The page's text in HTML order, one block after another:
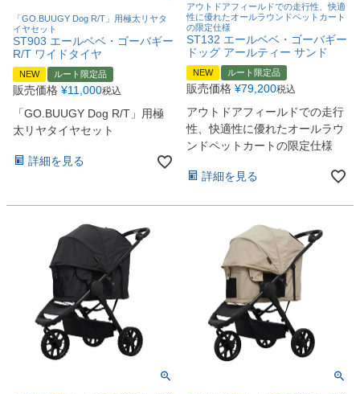
「GO.BUUGY Dog R/T」用極太リヤタ
イヤセット
ST903 エールベベ・ゴーバギー
R/T ワイドタイヤ
NEW ルート限定品
販売価格 ¥11,000税込
「GO.BUUGY Dog R/T」用極
太リヤタイヤセット
詳細を見る
アウトドアフィールドでの走行性、快適
性に優れたオールラウンドペットカート
の限定仕様
ST132 エールベベ・ゴーバギー
ドッグ アールティー サンド
NEW ルート限定品
販売価格 ¥79,200税込
アウトドアフィールドでの走行
性、快適性に優れたオールラウ
ンドペットカートの限定仕様
詳細を見る